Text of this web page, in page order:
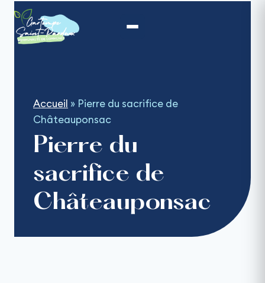
contenu
Accueil » Pierre du sacrifice de
Châteauponsac
Pierre du
sacrifice de
Châteauponsac